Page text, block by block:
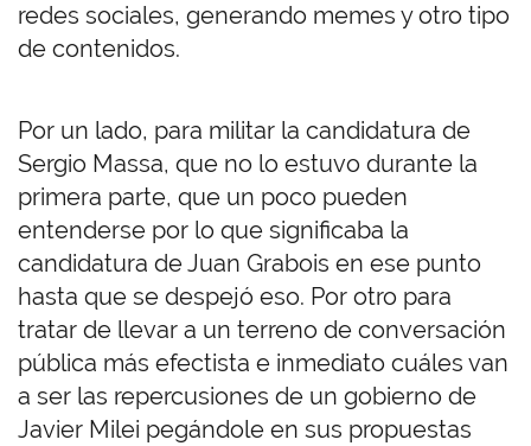
redes sociales, generando memes y otro tipo
de contenidos.
Por un lado, para militar la candidatura de
Sergio Massa, que no lo estuvo durante la
primera parte, que un poco pueden
entenderse por lo que significaba la
candidatura de Juan Grabois en ese punto
hasta que se despejó eso. Por otro para
tratar de llevar a un terreno de conversación
pública más efectista e inmediato cuáles van
a ser las repercusiones de un gobierno de
Javier Milei pegándole en sus propuestas